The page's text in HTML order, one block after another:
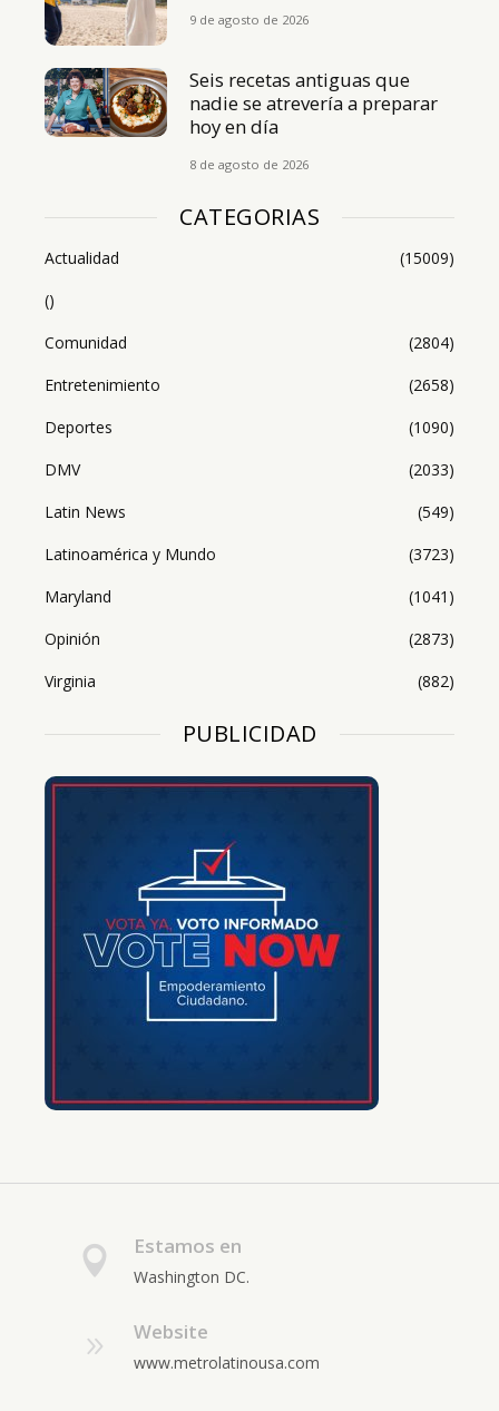
9 de agosto de 2026
Seis recetas antiguas que
nadie se atrevería a preparar
hoy en día
8 de agosto de 2026
CATEGORIAS
Actualidad
(15009)
()
Comunidad
(2804)
Entretenimiento
(2658)
Deportes
(1090)
DMV
(2033)
Latin News
(549)
Latinoamérica y Mundo
(3723)
Maryland
(1041)
Opinión
(2873)
Virginia
(882)
PUBLICIDAD
Estamos en
Washington DC.
Website
www.metrolatinousa.com